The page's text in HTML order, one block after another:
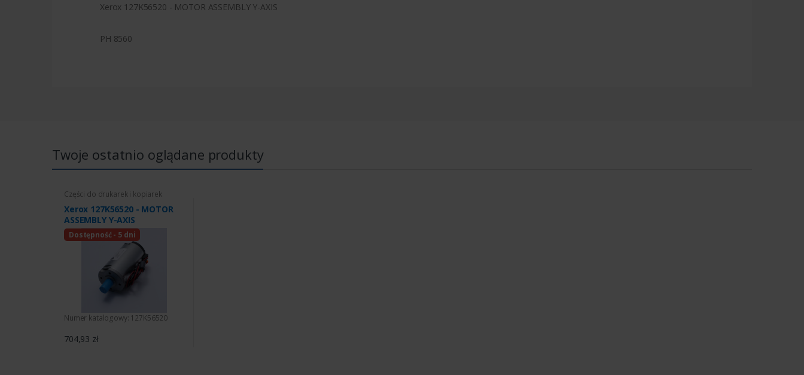
Xerox 127K56520 - MOTOR ASSEMBLY Y-AXIS
PH 8560
Twoje ostatnio oglądane produkty
Części do drukarek i kopiarek
Xerox 127K56520 - MOTOR
ASSEMBLY Y-AXIS
Dostępność - 5 dni
Numer katalogowy: 127K56520
704,93 zł